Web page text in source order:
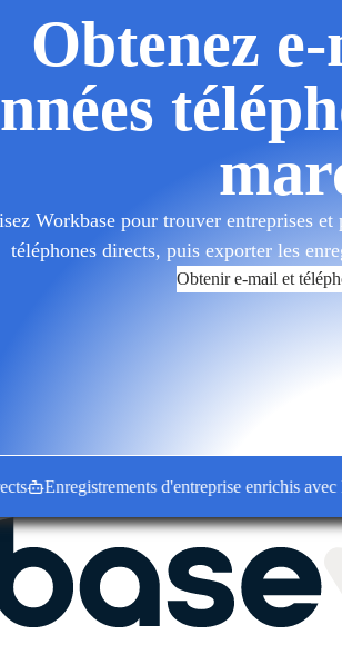
Obtenez
Workbase pour trouver entreprises
téléphones directs, puis exporter les
Obtenir e-mail et
Enregistrements d'entreprise enrichis avec le